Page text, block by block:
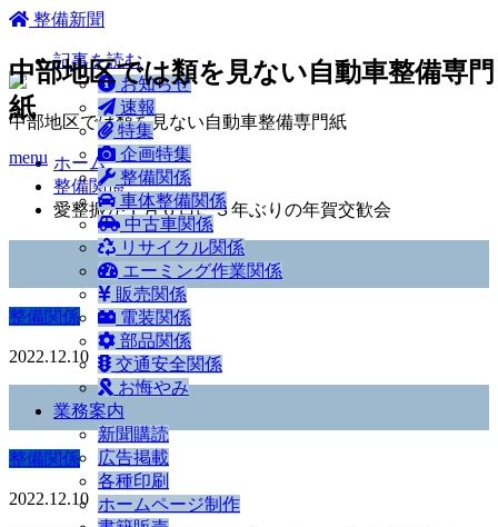
ホーム
記事を読む
お知らせ
速報
特集
企画特集
整備関係
車体整備関係
中古車関係
リサイクル関係
エーミング作業関係
販売関係
電装関係
部品関係
交通安全関係
お悔やみ
業務案内
新聞購読
広告掲載
各種印刷
ホームページ制作
整備新聞
中部地区では類を見ない自動車整備専門
紙
menu
中部地区では類を見ない自動車整備専門紙
ホーム
整備関係
愛整振が１月６日に３年ぶりの年賀交歓会
整備関係
2022.12.10
整備関係
2022.12.10